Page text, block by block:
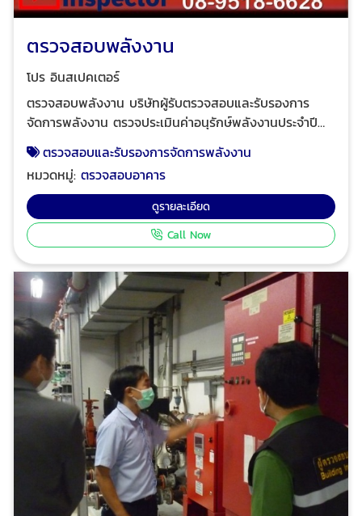
ตรวจสอบพลังงาน
โปร อินสเปคเตอร์
ตรวจสอบพลังงาน บริษัทผู้รับตรวจสอบและรับรองการ
จัดการพลังงาน ตรวจประเมินค่าอนุรักษ์พลังงานประจำปี
พลังงานและรายงานการตรวจสอบ การขอใบอนุญาตโดย
ระดับภาคีวิศวกร ได้รับใบอนุญาตตรวจสอบและรับรองการ
จัดการพลังงานจากกรมพัฒนาพลังงานทดแทนและอนุรักษ์
พลังงาน กระทรวงพลังงาน ประเภทนิติบุคคล เลขที่ใบ
อนุญาต น.0023/58 ตามพระราชบัญญัติการส่งเสริมการ
คำแนะนำการใช้พลังงานทางเลือก การจัดการพลังงานเชิง
เทคนิค การปรับปรุงเพิ่มประสิทธิภาพด้านการใช้พลังงาน
และะการลดค่าใช้จ่ายการสูญเสียด้านพลังงาน จาก
มาตรการอนุรักษ์พลังงานที่เหมาะสม โปร อินสเปคเตอร์ ทีม
งานวิศวกรมืออาชีพ ผู้เชี่ยวชาญด้านการให้บริการตรวจสอบ
อาคาร ตรวจสอบและรับรองการจัดการพลังงาน ตรวจสอบ
และรับรองระบบไฟฟ้าประจำปี ตรวจสอบระบบแจ้งเหตุเพลิง
ไหม้อาคารและโรงงาน เพื่อทำรายงานและ ออกหนังสือ
รับรองความปลอดภัยประเภทต่างๆ ตามกฎหมาย ได้รับ
ความไว้วางใจจากบริษัทชั้นนำระดับแนวหน้าของไทย และ
โรงงานชั้นนำของไทย
ตรวจสอบและรับรองการจัดการพลังงาน
หมวดหมู่:ตรวจสอบอาคาร
ดูรายละเอียด
Call Now